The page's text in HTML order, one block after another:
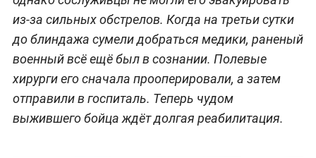
из-за сильных обстрелов. Когда на третьи сутки
до блиндажа сумели добраться медики, раненый
военный всё ещё был в сознании. Полевые
хирурги его сначала прооперировали, а затем
отправили в госпиталь. Теперь чудом
выжившего бойца ждёт долгая реабилитация.